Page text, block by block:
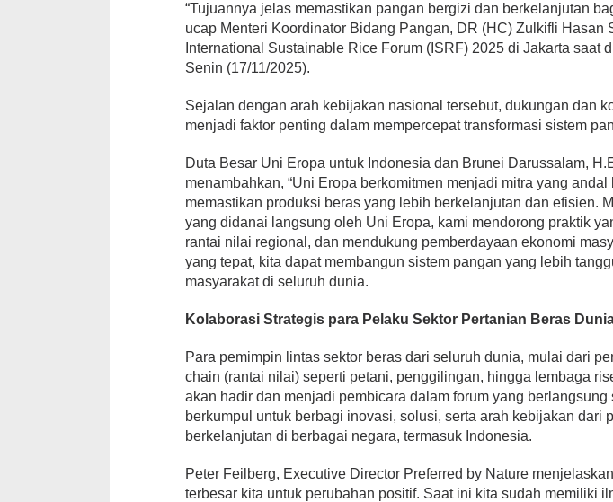
“Tujuannya jelas memastikan pangan bergizi dan berkelanjutan
ucap Menteri Koordinator Bidang Pangan, DR (HC) Zulkifli Hasan
International Sustainable Rice Forum (ISRF) 2025 di Jakarta saat
Senin (17/11/2025).
Sejalan dengan arah kebijakan nasional tersebut, dukungan dan
menjadi faktor penting dalam mempercepat transformasi sistem
Duta Besar Uni Eropa untuk Indonesia dan Brunei Darussalam,
menambahkan, “Uni Eropa berkomitmen menjadi mitra yang
memastikan produksi beras yang lebih berkelanjutan dan efisien.
yang didanai langsung oleh Uni Eropa, kami mendorong praktik
rantai nilai regional, dan mendukung pemberdayaan ekonomi
yang tepat, kita dapat membangun sistem pangan yang lebih
masyarakat di seluruh dunia.
Kolaborasi Strategis para Pelaku Sektor Pertanian Beras
Para pemimpin lintas sektor beras dari seluruh dunia, mulai dari
chain (rantai nilai) seperti petani, penggilingan, hingga lembaga
akan hadir dan menjadi pembicara dalam forum yang
berkumpul untuk berbagi inovasi, solusi, serta arah kebijakan dari
berkelanjutan di berbagai negara, termasuk Indonesia.
Peter Feilberg, Executive Director Preferred by Nature
terbesar kita untuk perubahan positif. Saat ini kita sudah memiliki